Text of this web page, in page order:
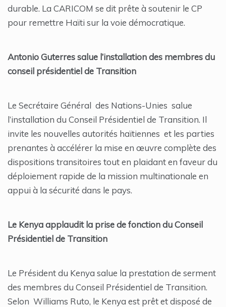
durable. La CARICOM se dit prête à soutenir le CP
pour remettre Haïti sur la voie démocratique.
Antonio Guterres salue l’installation des membres du
conseil présidentiel de Transition
Le Secrétaire Général des Nations-Unies salue
l’installation du Conseil Présidentiel de Transition. Il
invite les nouvelles autorités haïtiennes et les parties
prenantes à accélérer la mise en œuvre complète des
dispositions transitoires tout en plaidant en faveur du
déploiement rapide de la mission multinationale en
appui à la sécurité dans le pays.
Le Kenya applaudit la prise de fonction du Conseil
Présidentiel de Transition
Le Président du Kenya salue la prestation de serment
des membres du Conseil Présidentiel de Transition.
Selon Williams Ruto, le Kenya est prêt et disposé de